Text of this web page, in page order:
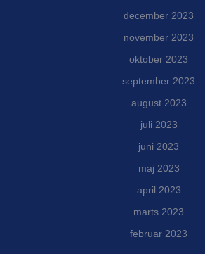
december 2023
november 2023
oktober 2023
september 2023
august 2023
juli 2023
juni 2023
maj 2023
april 2023
marts 2023
februar 2023